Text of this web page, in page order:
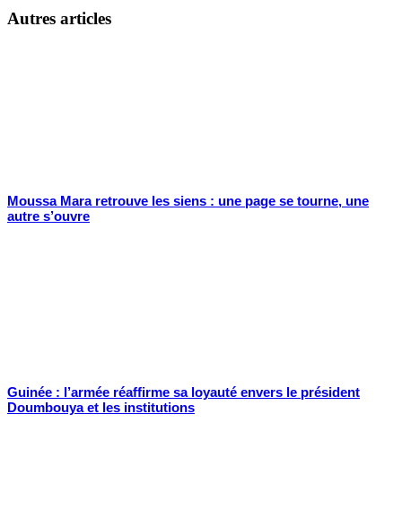
Autres articles
Moussa Mara retrouve les siens : une page se tourne, une
autre s’ouvre
Guinée : l’armée réaffirme sa loyauté envers le président
Doumbouya et les institutions